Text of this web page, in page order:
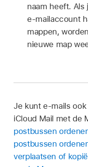
naam heeft. Als
e‑mailaccount
mappen,
nieuwe map
Je kunt e‑mails
iCloud Mail met de
postbussen
postbussen
verplaatsen of